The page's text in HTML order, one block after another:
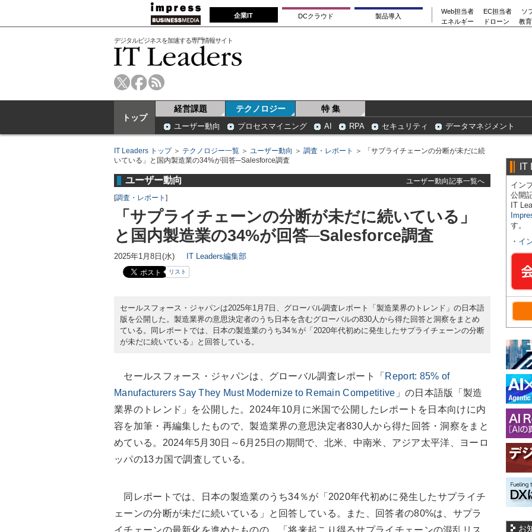
企業IT DCクラウド 製品導入
Web担当者 EC担当者
ソ
エネルギー
ドローン 教
デジタルビジネスを加速する専門情報サイト
トップ
経営課題 テクノロジー 特 集
ユーザー動向 プロセスマイニング AI RPA セキュリティ データマネジメント
IT Leaders トップ＞ テクノロジー一覧 ＞ ユーザー動向 ＞ 調査・レポート
＞ 「サプライチェーンの分断が未だに続
いている」と国内製造業の34%が回答─Salesforce調査
ユーザー動向
ユーザー動向記事一覧へ
[調査・レポート ]
「サプライチェーンの分断が未だに続いている」
と国内製造業の34%が回答─Salesforce調査
2025年1月8日(水) IT Leaders編集部
リスト
セールスフォース・ジャパンは2025年1月7日、グローバル調査レポート「製造業界のトレンド」の日本語
版を公開した。製造業界の意思決定者のうち日本を含むグローバルの830人から得た回答と洞察をまとめ
ている。同レポートでは、日本の製造業のうち34％が「2020年代初めに発生したサプライチェーンの分断
が未だに続いている」と回答している。
セールスフォース・ジャパンは、グローバル調査レポート「 Report: 85% of
Manufacturers Say They Must Modernize to Remain Competitive 」の日本語版「製造
業界のトレンド」を公開した。2024年10月に米国で公開したレポートを日本向けに内
容を加筆・再編集したもので、製造業界の意思決定者830人から得た回答・洞察をまと
めている。2024年5月30日～6月25日の期間で、北米、中南米、アジア太平洋、ヨーロ
ッパの13カ国で調査している。
同レポートでは、日本の製造業のうち34％が「2020年代初めに発生したサプライチ
ェーンの分断が未だに続いている」と回答している。また、回答者の80%は、サプラ
IT
イン
公開
IT
す。
・ イ
お